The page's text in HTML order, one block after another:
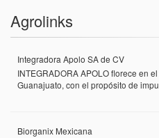
Agrolinks
Integradora Apolo SA de CV
INTEGRADORA APOLO florece en
Guanajuato, con el propósito de
Biorganix Mexicana